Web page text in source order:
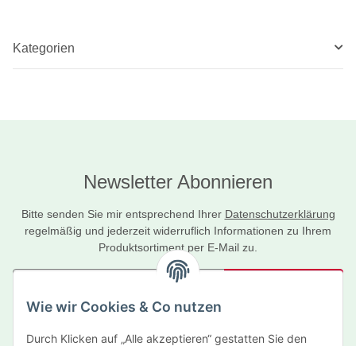
Wie wir Cookies & Co nutzen
Durch Klicken auf „Alle akzeptieren“ gestatten Sie den
Kategorien
Newsletter Abonnieren
Bitte senden Sie mir entsprechend Ihrer Datenschutzerklärung
regelmäßig und jederzeit widerruflich Informationen zu Ihrem
Produktsortiment per E-Mail zu.
Newsletter Abonnieren